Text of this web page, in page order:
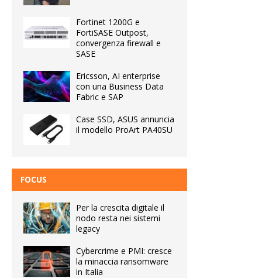
Fortinet 1200G e
FortiSASE Outpost,
convergenza firewall e
SASE
Ericsson, AI enterprise
con una Business Data
Fabric e SAP
Case SSD, ASUS annuncia
il modello ProArt PA40SU
FOCUS
Per la crescita digitale il
nodo resta nei sistemi
legacy
Cybercrime e PMI: cresce
la minaccia ransomware
in Italia